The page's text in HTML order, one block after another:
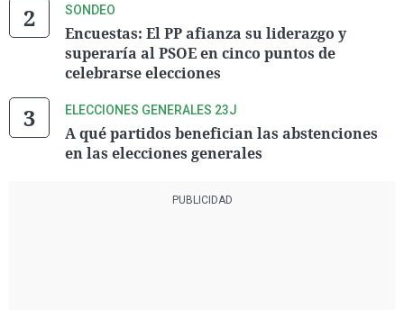
SONDEO
Encuestas: El PP afianza su liderazgo y
superaría al PSOE en cinco puntos de
celebrarse elecciones
ELECCIONES GENERALES 23J
A qué partidos benefician las abstenciones
en las elecciones generales